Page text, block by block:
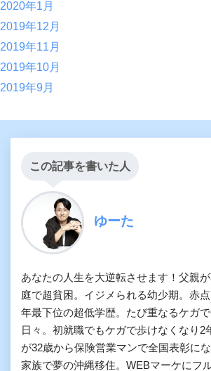
2020年1月
2019年12月
2019年11月
2019年10月
2019年9月
この記事を書いた人
ゆーた
あなたの人生を大逆転させます！父親
庭で超貧困。イジメられる幼少期。赤
年最下位の超低学歴。たび重なるケガ
日々。初就職でもケガで歩けなくなり2
が32歳から保険営業マンで全国表彰にな
家族で夢の沖縄移住。WEBマーケにフ